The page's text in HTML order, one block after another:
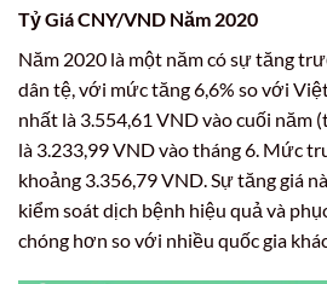
Tỷ Giá CNY/VND Năm 2020
Năm 2020 là một năm có sự tăng
dân tệ, với mức tăng 6,6% so với
nhất là 3.554,61 VND vào cuối năm
là 3.233,99 VND vào tháng 6. Mức
khoảng 3.356,79 VND. Sự tăng giá
kiểm soát dịch bệnh hiệu quả và
chóng hơn so với nhiều quốc gia